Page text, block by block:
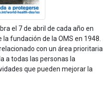
el 7 de abril de cada año en
fundación de la OMS en 1948.
con un área prioritaria
a todas las personas la
que pueden mejorar la